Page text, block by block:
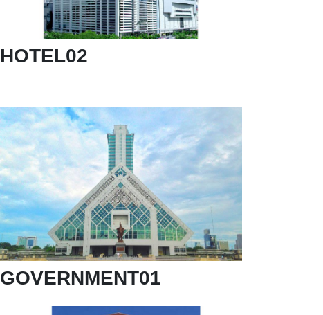
HOTEL02
GOVERNMENT01